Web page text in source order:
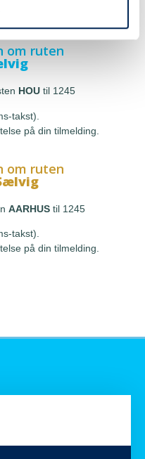
om ruten
HOU til 1245
takst).
på din tilmelding.
om ruten
AARHUS til 1245
takst).
på din tilmelding.